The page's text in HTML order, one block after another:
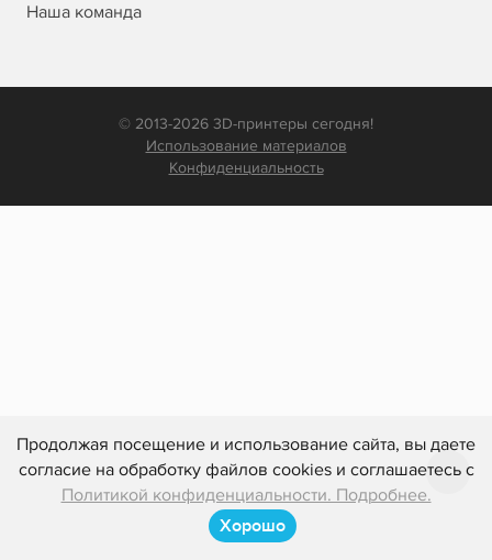
Продолжая посещение и использование сайта, вы даете
согласие на обработку файлов cookies и соглашаетесь с
Политикой конфиденциальности. Подробнее.
Хорошо
Наша команда
© 2013-2026 3D-принтеры сегодня!
Использование материалов
Конфиденциальность